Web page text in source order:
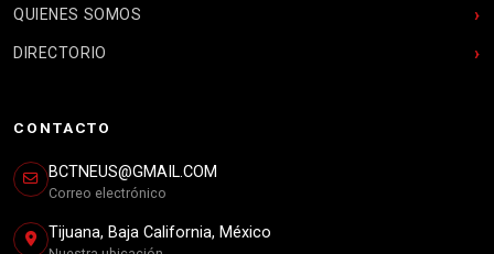
QUIENES SOMOS
DIRECTORIO
CONTACTO
BCTNEUS@GMAIL.COM
Correo electrónico
Tijuana, Baja California, México